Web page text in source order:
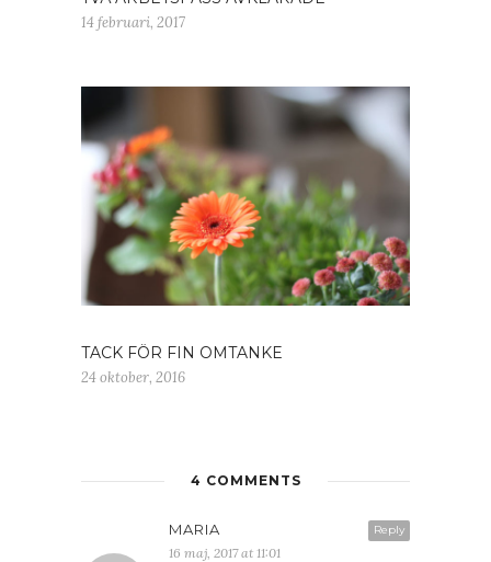
14 februari, 2017
TACK FÖR FIN OMTANKE
24 oktober, 2016
4 COMMENTS
Reply
MARIA
16 maj, 2017 at 11:01